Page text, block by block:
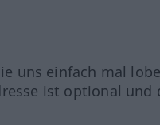
uns einfach mal
ist optional und